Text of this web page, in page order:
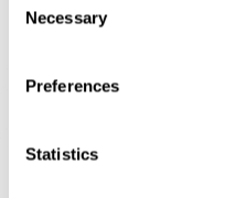
Selection
Necessary
Preferences
Statistics